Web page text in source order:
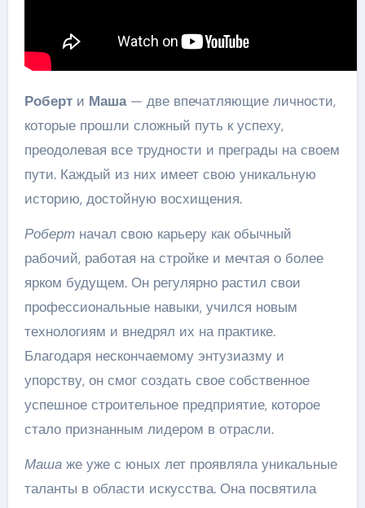
Роберти Маша— две впечатляющие личности,
которые прошли сложный путь к успеху,
преодолевая все трудности и преграды на своем
пути. Каждый из них имеет свою уникальную
историю, достойную восхищения.
Робертначал свою карьеру как обычный
рабочий, работая на стройке и мечтая о более
ярком будущем. Он регулярно растил свои
профессиональные навыки, учился новым
технологиям и внедрял их на практике.
Благодаря нескончаемому энтузиазму и
упорству, он смог создать свое собственное
успешное строительное предприятие, которое
стало признанным лидером в отрасли.
Машаже уже с юных лет проявляла уникальные
таланты в области искусства. Она посвятила